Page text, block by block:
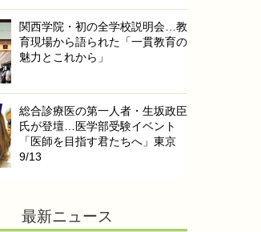
関西学院・初の全学校説明会…教
育現場から語られた「一貫教育の
魅力とこれから」
総合診療医の第一人者・生坂政臣
氏が登壇…医学部受験イベント
「医師を目指す君たちへ」東京
9/13
最新ニュース